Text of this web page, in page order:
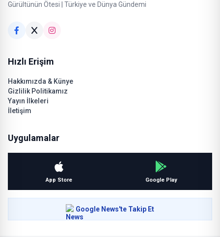
Gürültünün Ötesi | Türkiye ve Dünya Gündemi
Hızlı Erişim
Hakkımızda & Künye
Gizlilik Politikamız
Yayın İlkeleri
İletişim
Uygulamalar
App Store Google Play
Google News'te Takip Et